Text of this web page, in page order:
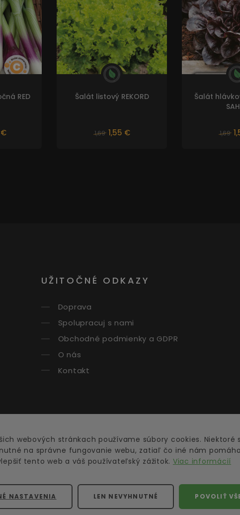
RED
€
Šalát listový REKORD
1,69 1,55 €
Šalát
1,69
UŽITOČNÉ ODKAZY
Doprava
Spolupracuj s nami
Obchodné podmienky a GDPR
O nás
Kontakt
©2026greens.sk
Všetky práva vyhradené.
povolenia majiteľa je trestným činom. Obsah je
webových stránkach používame súbory cookies. Niektoré
na správne fungovanie webu, zatiaľ čo iné nám
tento web a váš používateľský zážitok. Viac informácií
NASTAVENIA LEN NEVYHNUTNÉ POVOLIŤ